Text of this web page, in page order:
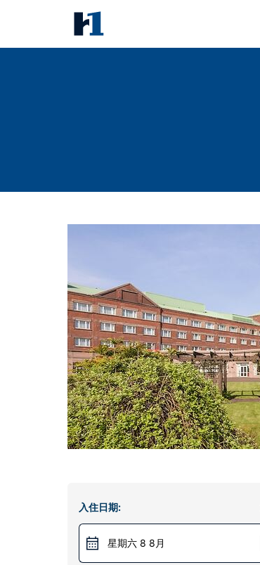
入住日期:
星期六 8 8月